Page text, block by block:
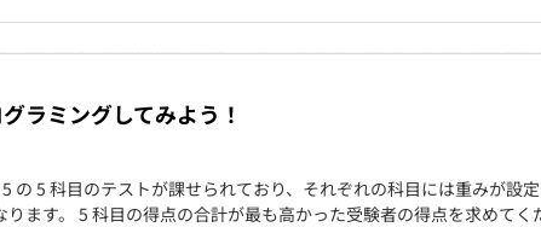
学校向けプラン
契約内容・クーポン
ラミングしてみよう！
の 5 科目のテストが課せられており、それぞれの科目には重みが設
ます。 5 科目の得点の合計が最も高かった受験者の得点を求めてく